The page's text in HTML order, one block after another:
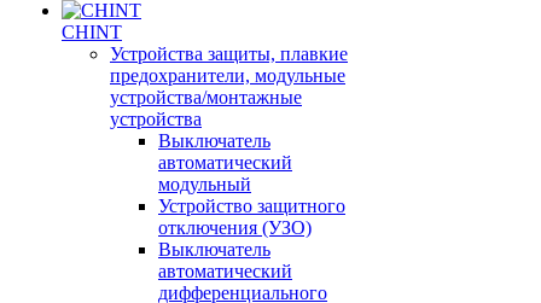
CHINT
Устройства защиты, плавкие
предохранители, модульные
устройства/монтажные
устройства
Выключатель
автоматический
модульный
Устройство защитного
отключения (УЗО)
Выключатель
автоматический
дифференциального